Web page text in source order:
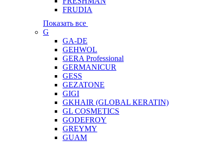
FRUDIA
Показать все
G
GA-DE
GEHWOL
GERA Professional
GERMANICUR
GESS
GEZATONE
GIGI
GKHAIR (GLOBAL КЕRATIN)
GL COSMETICS
GODEFROY
GREYMY
GUAM